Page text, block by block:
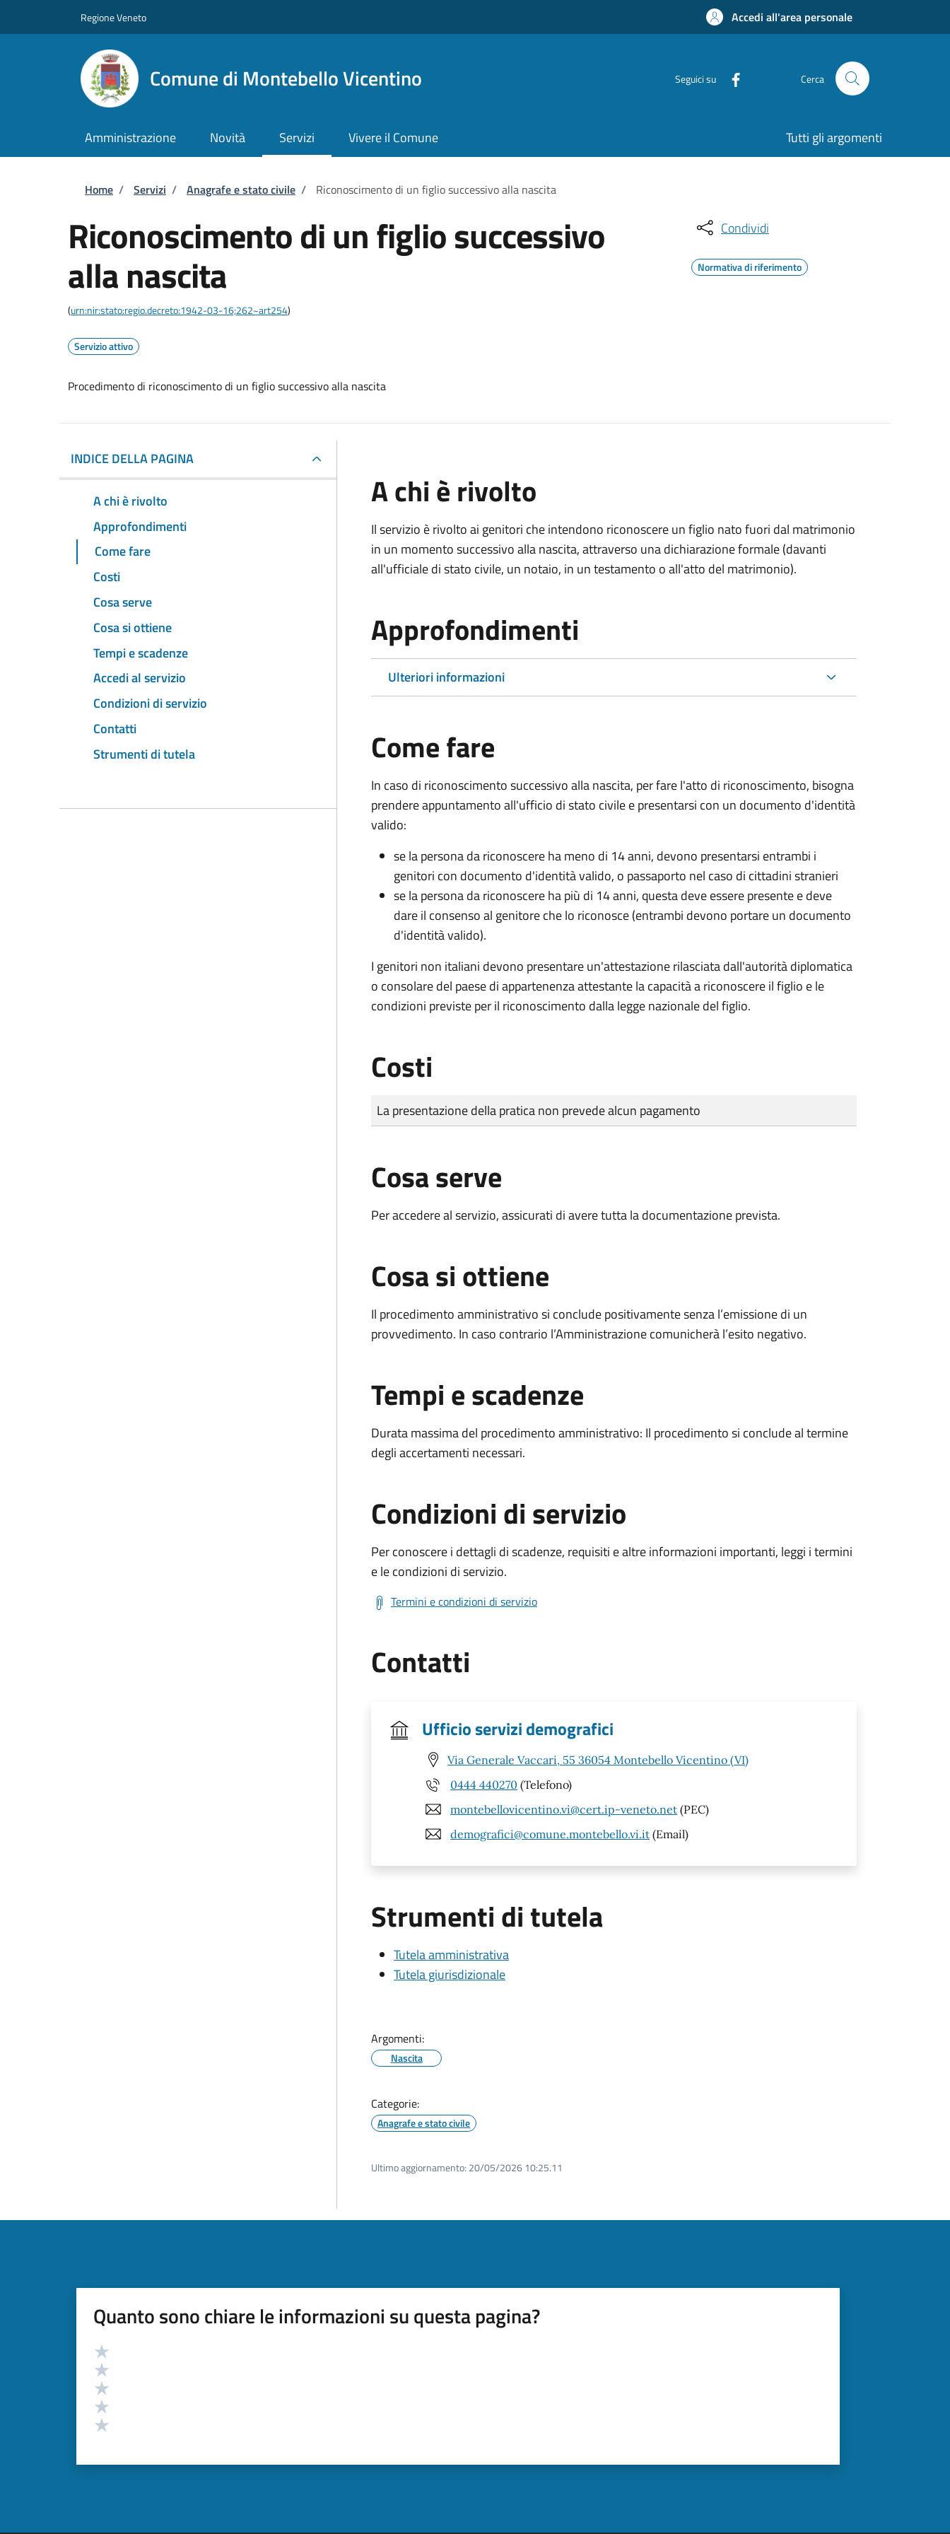
Regione Veneto Accedi all'area personale
Comune di Montebello Vicentino Seguici su Cerca
Amministrazione Novità Servizi Vivere il Comune Tutti gli argomenti
Briciole di pane
Home / Servizi / Anagrafe e stato civile / Riconoscimento di un figlio successivo alla nascita
Riconoscimento di un figlio successivo
alla nascita
(urn:nir:stato:regio.decreto:1942-03-16;262~art254)
Servizio attivo
Procedimento di riconoscimento di un figlio successivo alla nascita
Condividi
Normativa di riferimento
INDICE DELLA PAGINA
A chi è rivolto
Approfondimenti
Come fare
Costi
Cosa serve
Cosa si ottiene
Tempi e scadenze
Accedi al servizio
Condizioni di servizio
Contatti
Strumenti di tutela
A chi è rivolto
Il servizio è rivolto ai genitori che intendono riconoscere un figlio nato fuori dal matrimonio
in un momento successivo alla nascita, attraverso una dichiarazione formale (davanti
all'ufficiale di stato civile, un notaio, in un testamento o all'atto del matrimonio).
Approfondimenti
Ulteriori informazioni
Come fare
In caso di riconoscimento successivo alla nascita, per fare l'atto di riconoscimento, bisogna
prendere appuntamento all'ufficio di stato civile e presentarsi con un documento d'identità
valido:
se la persona da riconoscere ha meno di 14 anni, devono presentarsi entrambi i
genitori con documento d'identità valido, o passaporto nel caso di cittadini stranieri
se la persona da riconoscere ha più di 14 anni, questa deve essere presente e deve
dare il consenso al genitore che lo riconosce (entrambi devono portare un documento
d'identità valido).
I genitori non italiani devono presentare un'attestazione rilasciata dall'autorità diplomatica
o consolare del paese di appartenenza attestante la capacità a riconoscere il figlio e le
condizioni previste per il riconoscimento dalla legge nazionale del figlio.
Costi
Tipo di pagamento
Importo
La presentazione della pratica non prevede alcun pagamento
Cosa serve
Per accedere al servizio, assicurati di avere tutta la documentazione prevista.
Cosa si ottiene
Il procedimento amministrativo si conclude positivamente senza l’emissione di un
provvedimento. In caso contrario l’Amministrazione comunicherà l’esito negativo.
Tempi e scadenze
Durata massima del procedimento amministrativo: Il procedimento si conclude al termine
degli accertamenti necessari.
Condizioni di servizio
Per conoscere i dettagli di scadenze, requisiti e altre informazioni importanti, leggi i termini
e le condizioni di servizio.
Termini e condizioni di servizio
Contatti
Ufficio servizi demografici
Via Generale Vaccari, 55 36054 Montebello Vicentino (VI)
0444 440270 (Telefono)
montebellovicentino.vi@cert.ip-veneto.net (PEC)
demografici@comune.montebello.vi.it (Email)
Strumenti di tutela
Tutela amministrativa
Tutela giurisdizionale
Argomenti:
Nascita
Categorie:
Anagrafe e stato civile
Ultimo aggiornamento: 20/05/2026 10:25.11
Quanto sono chiare le informazioni su questa pagina?
Valutazione